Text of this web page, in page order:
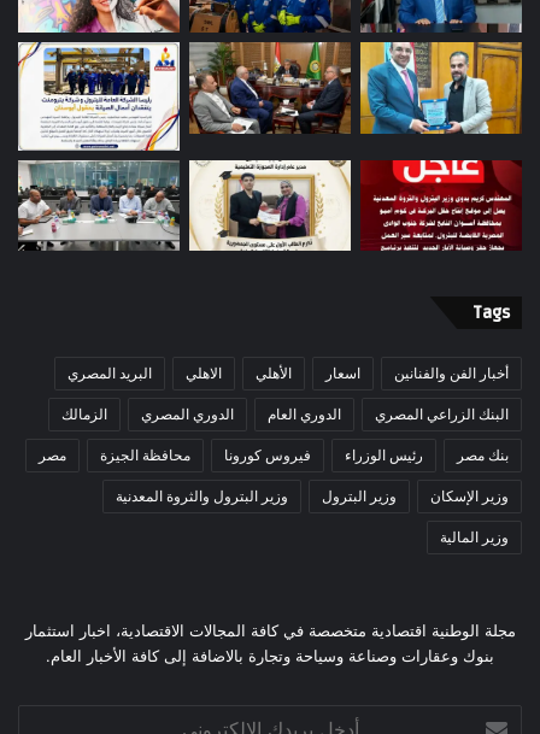
Tags
أخبار الفن والفنانين اسعار الأهلي الاهلي البريد المصري
البنك الزراعي المصري الدوري العام الدوري المصري الزمالك
بنك مصر رئيس الوزراء فيروس كورونا محافظة الجيزة مصر
وزير الإسكان وزير البترول وزير البترول والثروة المعدنية
وزير المالية
مجلة الوطنية اقتصادية متخصصة في كافة المجالات الاقتصادية، اخبار استثمار
بنوك وعقارات وصناعة وسياحة وتجارة بالاضافة إلى كافة الأخبار العام.
أدخل